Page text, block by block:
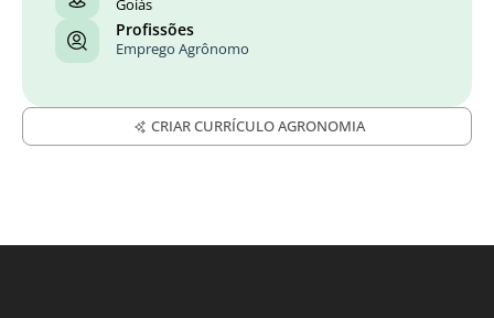
Goiás
Profissões
Emprego Agrônomo
CRIAR CURRÍCULO AGRONOMIA